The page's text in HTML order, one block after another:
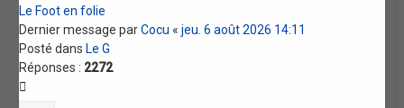
Le Foot en folie
Dernier message parCocu «jeu. 6 août 2026 14:11
Posté dansLe G
Réponses : 2272